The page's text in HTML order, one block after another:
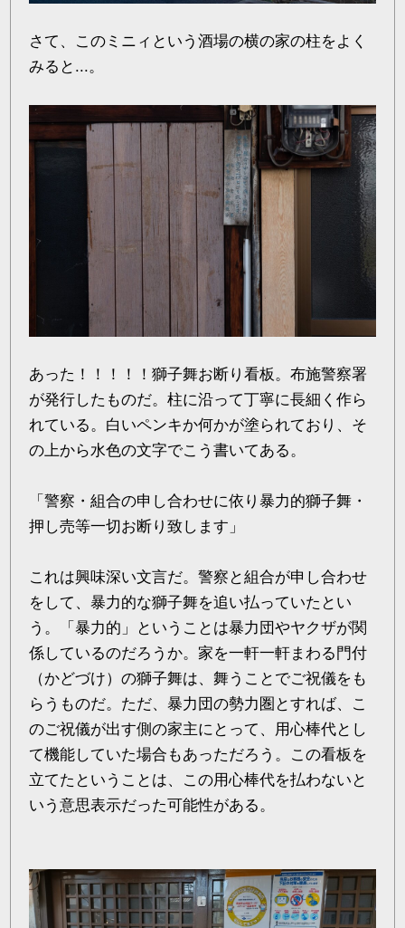
さて、このミニィという酒場の横の家の柱をよく
みると...。
あった！！！！！獅子舞お断り看板。布施警察署
が発行したものだ。柱に沿って丁寧に長細く作ら
れている。白いペンキか何かが塗られており、そ
の上から水色の文字でこう書いてある。
「警察・組合の申し合わせに依り暴力的獅子舞・
押し売等一切お断り致します」
これは興味深い文言だ。警察と組合が申し合わせ
をして、暴力的な獅子舞を追い払っていたとい
う。「暴力的」ということは暴力団やヤクザが関
係しているのだろうか。家を一軒一軒まわる門付
（かどづけ）の獅子舞は、舞うことでご祝儀をも
らうものだ。ただ、暴力団の勢力圏とすれば、こ
のご祝儀が出す側の家主にとって、用心棒代とし
て機能していた場合もあっただろう。この看板を
立てたということは、この用心棒代を払わないと
いう意思表示だった可能性がある。